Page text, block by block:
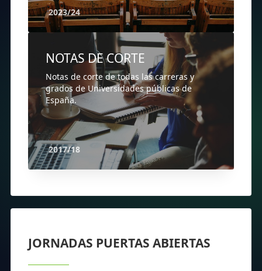
2023/24
NOTAS DE CORTE
Notas de corte de todas las carreras y
grados de Universidades públicas de
España.
2017/18
JORNADAS PUERTAS ABIERTAS